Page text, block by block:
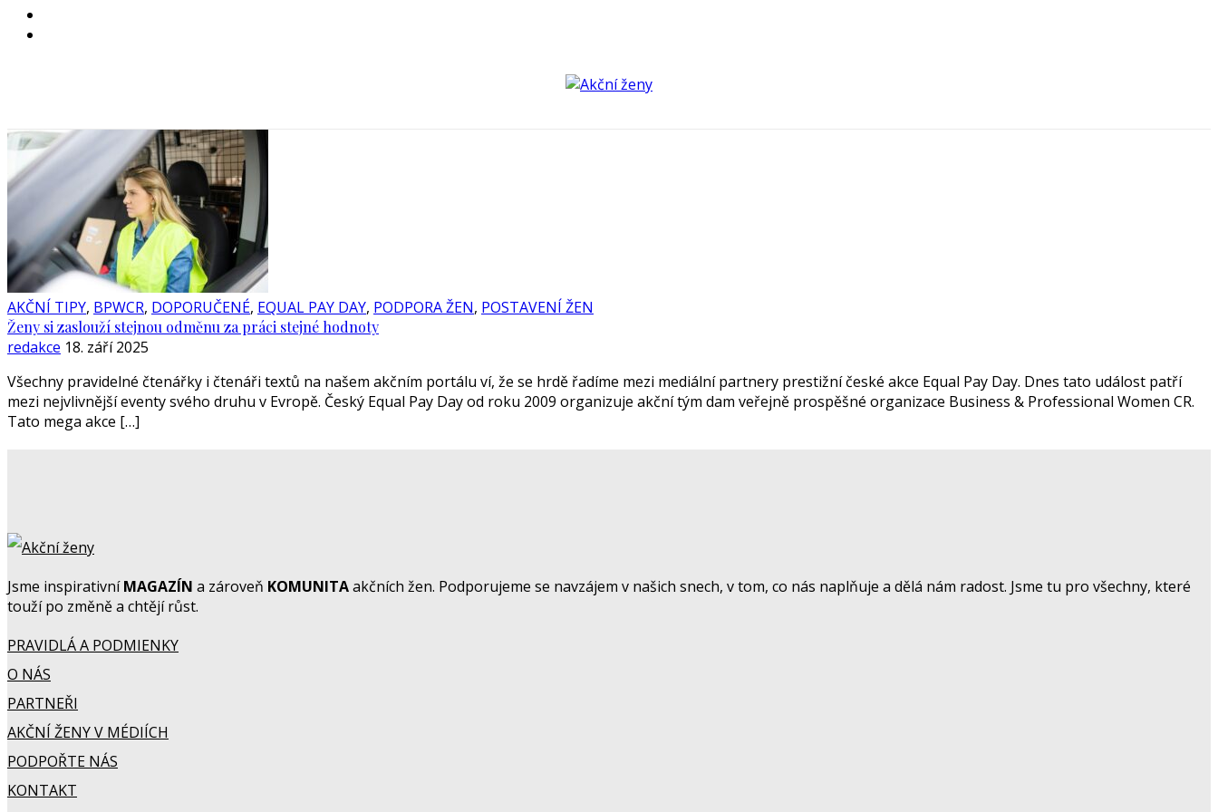
AKČNÍ TIPY, BPWCR, DOPORUČENÉ, EQUAL PAY DAY, PODPORA ŽEN, POSTAVENÍ ŽEN
Ženy si zaslouží stejnou odměnu za práci stejné hodnoty
redakce 18. září 2025
Všechny pravidelné čtenářky i čtenáři textů na našem akčním portálu ví, že se hrdě řadíme mezi mediální partnery prestižní české akce Equal Pay Day. Dnes tato událost patří
mezi nejvlivnější eventy svého druhu v Evropě. Český Equal Pay Day od roku 2009 organizuje akční tým dam veřejně prospěšné organizace Business & Professional Women CR.
Tato mega akce […]
Jsme inspirativníMAGAZÍN a zároveň KOMUNITAakčních žen. Podporujeme se navzájem v našich snech, v tom, co nás naplňuje a dělá nám radost. Jsme tu pro všechny, které
touží po změně a chtějí růst.
PRAVIDLÁ A PODMIENKY
O NÁS
PARTNEŘI
AKČNÍ ŽENY V MÉDIÍCH
PODPOŘTE NÁS
KONTAKT